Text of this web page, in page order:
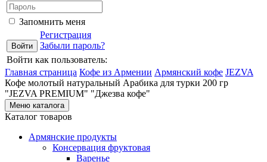
Запомнить меня
Регистрация
Забыли пароль?
Войти как пользователь:
Главная страница Кофе из Армении Армянский кофе JEZVA
Кофе молотый натуральный Арабика для турки 200 гр
"JEZVA PREMIUM" "Джезва кофе"
Меню каталога
Каталог товаров
Армянские продукты
Консервация фруктовая
Варенье